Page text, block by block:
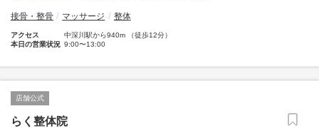
接骨・整骨 マッサージ 整体
アクセス
中深川駅から940m （徒歩12分）
本日の営業状況 9:00〜13:00
店舗公式
らく整体院